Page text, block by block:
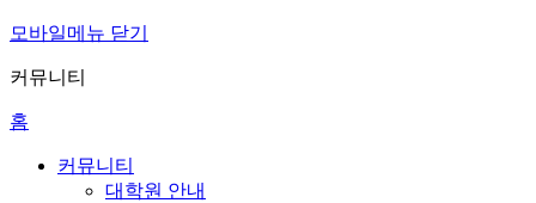
모바일메뉴 닫기
커뮤니티
홈
커뮤니티
대학원 안내